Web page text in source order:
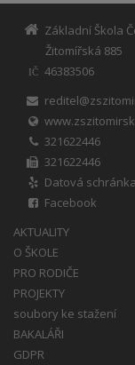
Základní Škola
Žitomířská 885
IČ
46383506
321622446
321622446
Datová
Facebook
AKTUALITY
O ŠKOLE
PRO RODIČE
PROJEKTY
soubory ke stažení
BAKALÁŘI
GDPR